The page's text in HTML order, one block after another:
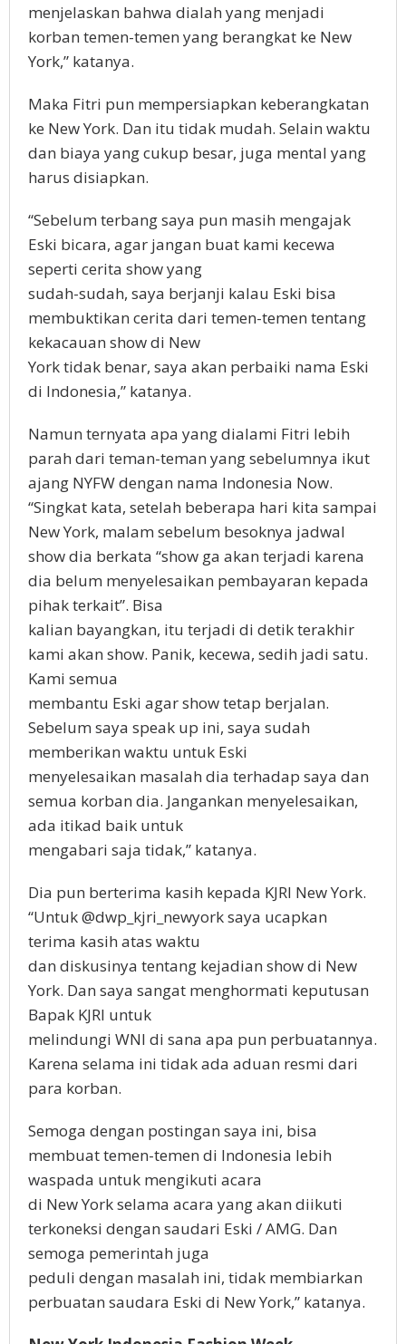
menjelaskan bahwa dialah yang menjadi
korban temen-temen yang berangkat ke New
York,” katanya.
Maka Fitri pun mempersiapkan keberangkatan
ke New York. Dan itu tidak mudah. Selain waktu
dan biaya yang cukup besar, juga mental yang
harus disiapkan.
“Sebelum terbang saya pun masih mengajak
Eski bicara, agar jangan buat kami kecewa
seperti cerita show yang
sudah-sudah, saya berjanji kalau Eski bisa
membuktikan cerita dari temen-temen tentang
kekacauan show di New
York tidak benar, saya akan perbaiki nama Eski
di Indonesia,” katanya.
Namun ternyata apa yang dialami Fitri lebih
parah dari teman-teman yang sebelumnya ikut
ajang NYFW dengan nama Indonesia Now.
“Singkat kata, setelah beberapa hari kita sampai
New York, malam sebelum besoknya jadwal
show dia berkata “show ga akan terjadi karena
dia belum menyelesaikan pembayaran kepada
pihak terkait”. Bisa
kalian bayangkan, itu terjadi di detik terakhir
kami akan show. Panik, kecewa, sedih jadi satu.
Kami semua
membantu Eski agar show tetap berjalan.
Sebelum saya speak up ini, saya sudah
memberikan waktu untuk Eski
menyelesaikan masalah dia terhadap saya dan
semua korban dia. Jangankan menyelesaikan,
ada itikad baik untuk
mengabari saja tidak,” katanya.
Dia pun berterima kasih kepada KJRI New York.
“Untuk @dwp_kjri_newyork saya ucapkan
terima kasih atas waktu
dan diskusinya tentang kejadian show di New
York. Dan saya sangat menghormati keputusan
Bapak KJRI untuk
melindungi WNI di sana apa pun perbuatannya.
Karena selama ini tidak ada aduan resmi dari
para korban.
Semoga dengan postingan saya ini, bisa
membuat temen-temen di Indonesia lebih
waspada untuk mengikuti acara
di New York selama acara yang akan diikuti
terkoneksi dengan saudari Eski / AMG. Dan
semoga pemerintah juga
peduli dengan masalah ini, tidak membiarkan
perbuatan saudara Eski di New York,” katanya.